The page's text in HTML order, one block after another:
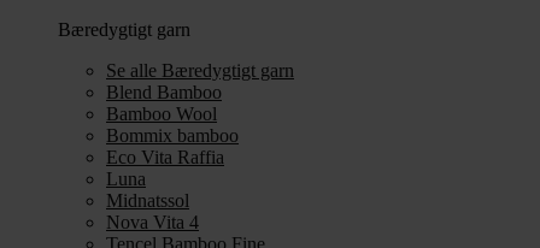
Bæredygtigt garn
Se alle Bæredygtigt garn
Blend Bamboo
Bamboo Wool
Bommix bamboo
Eco Vita Raffia
Luna
Midnatssol
Nova Vita 4
Tencel Bamboo Fine